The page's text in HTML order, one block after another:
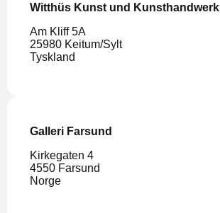
Witthüs Kunst und Kunsthandwerk
Am Kliff 5A
25980 Keitum/Sylt
Tyskland
Galleri Farsund
Kirkegaten 4
4550 Farsund
Norge